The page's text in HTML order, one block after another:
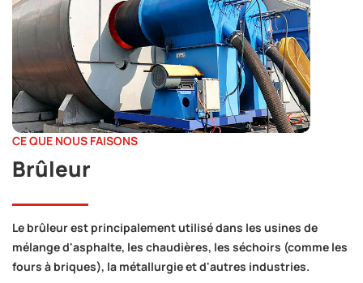
CE QUE NOUS FAISONS
Brûleur
Le brûleur est principalement utilisé dans les usines de
mélange d'asphalte, les chaudières, les séchoirs (comme les
fours à briques), la métallurgie et d'autres industries.